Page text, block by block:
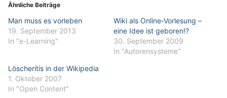
Ähnliche Beiträge
Man muss es vorleben
19. September 2013
In "e-Learning"
Wiki als Online-Vorlesung –
eine Idee ist geboren!?
30. September 2009
In "Autorensysteme"
Löscheritis in der Wikipedia
1. Oktober 2007
In "Open Content"